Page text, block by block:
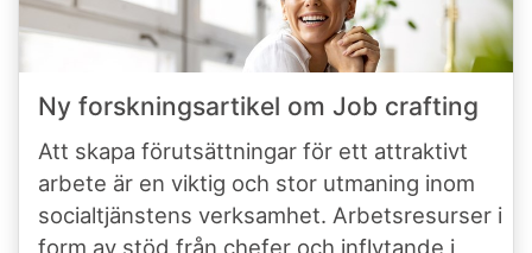
Ny forskningsartikel om Job crafting
Att skapa förutsättningar för ett attraktivt
arbete är en viktig och stor utmaning inom
socialtjänstens verksamhet. Arbetsresurser i
form av stöd från chefer och inflytande i